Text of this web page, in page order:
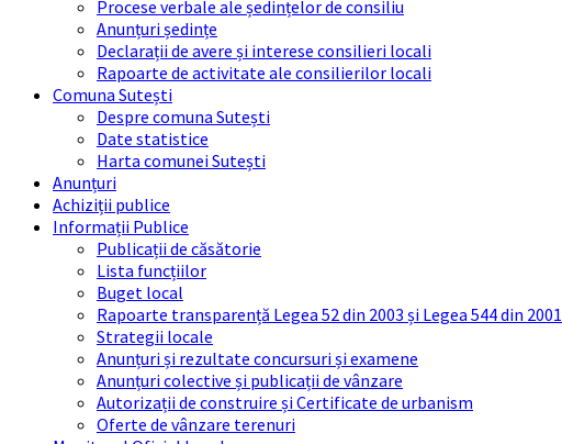
Procese verbale ale ședințelor de consiliu
Anunțuri ședințe
Declarații de avere și interese consilieri locali
Rapoarte de activitate ale consilierilor locali
Comuna Sutești
Despre comuna Sutești
Date statistice
Harta comunei Sutești
Anunțuri
Achiziții publice
Informații Publice
Publicații de căsătorie
Lista funcțiilor
Buget local
Rapoarte transparență Legea 52 din 2003 și Legea 544 din 2001
Strategii locale
Anunțuri și rezultate concursuri și examene
Anunțuri colective și publicații de vânzare
Autorizații de construire și Certificate de urbanism
Oferte de vânzare terenuri